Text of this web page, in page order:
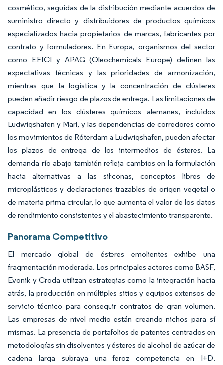
cosmético, seguidas de la distribución mediante acuerdos de
suministro directo y distribuidores de productos químicos
especializados hacia propietarios de marcas, fabricantes por
contrato y formuladores. En Europa, organismos del sector
como EFfCI y APAG (Oleochemicals Europe) definen las
expectativas técnicas y las prioridades de armonización,
mientras que la logística y la concentración de clústeres
pueden añadir riesgo de plazos de entrega. Las limitaciones de
capacidad en los clústeres químicos alemanes, incluidos
Ludwigshafen y Marl, y las dependencias de corredores como
los movimientos de Róterdam a Ludwigshafen, pueden afectar
los plazos de entrega de los intermedios de ésteres. La
demanda río abajo también refleja cambios en la formulación
hacia alternativas a las siliconas, conceptos libres de
microplásticos y declaraciones trazables de origen vegetal o
de materia prima circular, lo que aumenta el valor de los datos
de rendimiento consistentes y el abastecimiento transparente.
Panorama Competitivo
El mercado global de ésteres emolientes exhibe una
fragmentación moderada. Los principales actores como BASF,
Evonik y Croda utilizan estrategias como la integración hacia
atrás, la producción en múltiples sitios y equipos extensos de
servicio técnico para conseguir contratos de gran volumen.
Las empresas de nivel medio están creando nichos para sí
mismas. La presencia de portafolios de patentes centrados en
metodologías sin disolventes y ésteres de alcohol de azúcar de
cadena larga subraya una feroz competencia en I+D.